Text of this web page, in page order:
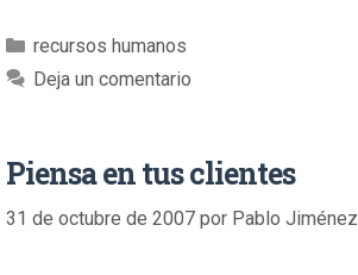
recursos humanos
Deja un comentario
Piensa en tus clientes
31 de octubre de 2007 por Pablo Jiménez